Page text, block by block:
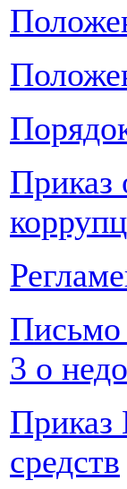
Приказ
Письмо
3 о
средств